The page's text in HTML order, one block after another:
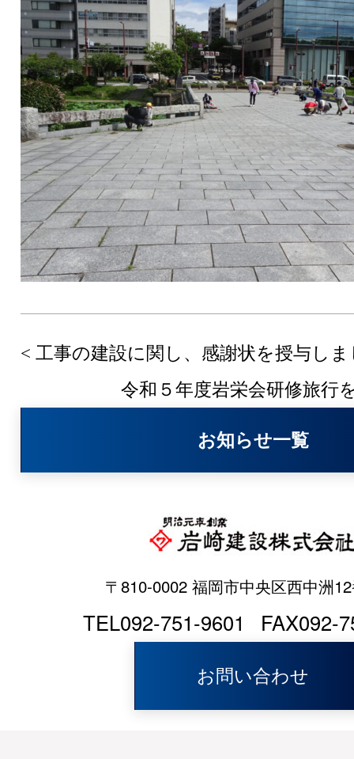
< 工事の建設に関し、感謝状を授与し
令和５年度岩栄会研修旅行
お知らせ一覧
〒810-0002 福岡市中央区西中洲
TEL092-751-9601 FAX092-
お問い合わせ